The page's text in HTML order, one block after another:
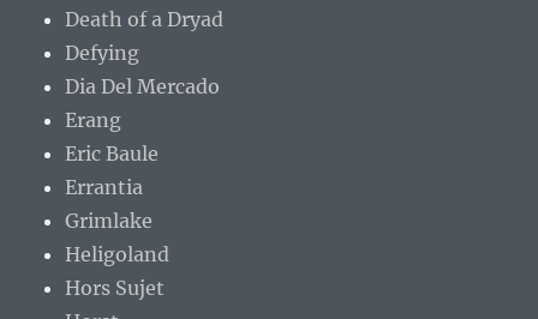
Death of a Dryad
Defying
Dia Del Mercado
Erang
Eric Baule
Errantia
Grimlake
Heligoland
Hors Sujet